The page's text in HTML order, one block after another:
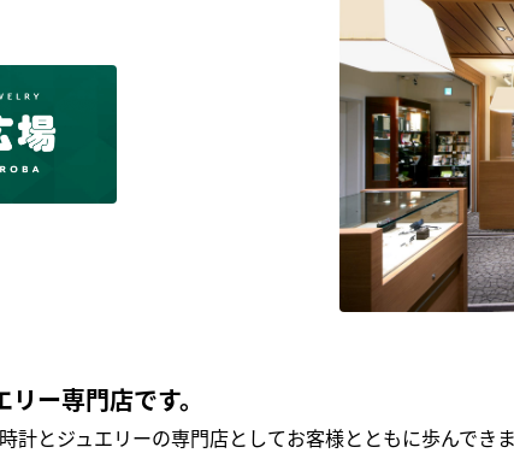
ー専門店です。
計とジュエリーの専門店としてお客様とともに歩んでき